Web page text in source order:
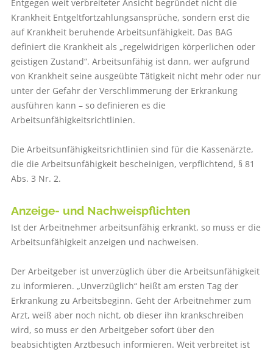
Entgegen weit verbreiteter Ansicht begründet nicht die
Krankheit Entgeltfortzahlungsansprüche, sondern erst die
auf Krankheit beruhende Arbeitsunfähigkeit. Das BAG
definiert die Krankheit als „regelwidrigen körperlichen oder
geistigen Zustand“. Arbeitsunfähig ist dann, wer aufgrund
von Krankheit seine ausgeübte Tätigkeit nicht mehr oder nur
unter der Gefahr der Verschlimmerung der Erkrankung
ausführen kann – so definieren es die
Arbeitsunfähigkeitsrichtlinien.
Die Arbeitsunfähigkeitsrichtlinien sind für die Kassenärzte,
die die Arbeitsunfähigkeit bescheinigen, verpflichtend, § 81
Abs. 3 Nr. 2.
Anzeige- und Nachweispflichten
Ist der Arbeitnehmer arbeitsunfähig erkrankt, so muss er die
Arbeitsunfähigkeit anzeigen und nachweisen.
Der Arbeitgeber ist unverzüglich über die Arbeitsunfähigkeit
zu informieren. „Unverzüglich“ heißt am ersten Tag der
Erkrankung zu Arbeitsbeginn. Geht der Arbeitnehmer zum
Arzt, weiß aber noch nicht, ob dieser ihn krankschreiben
wird, so muss er den Arbeitgeber sofort über den
beabsichtigten Arztbesuch informieren. Weit verbreitet ist